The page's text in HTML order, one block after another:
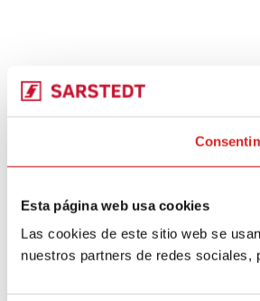
Esta página web usa cookies
Las cookies de este sitio web se
nuestros partners de redes sociales,